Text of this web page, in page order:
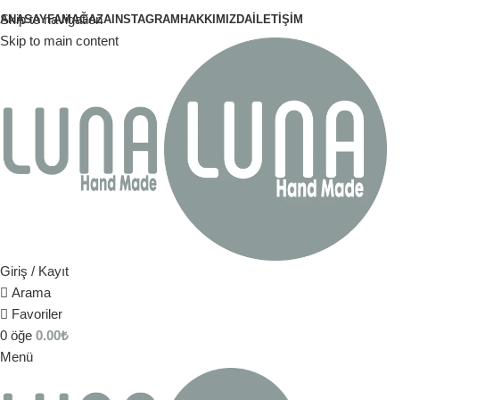
Skip to navigation
Skip to main content
ANASAYFAMAĞAZAINSTAGRAMHAKKIMIZDAİLETIŞIM
Giriş / Kayıt
Arama
Favoriler
0 öğe 0.00₺
Menü